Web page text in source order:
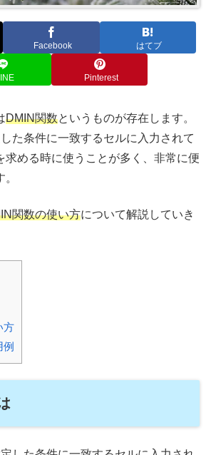
Facebook はてブ
Pinterest
DMIN関数というものが存在します。
た条件に一致するセルに入力されて
求める時に使うことが多く、非常に便
関数の使い方について解説していき
方
例